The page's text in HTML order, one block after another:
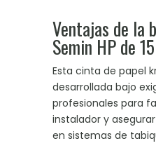
Ventajas de la
Semin HP de
Esta cinta de papel
desarrollada bajo
profesionales para
instalador y
en sistemas de